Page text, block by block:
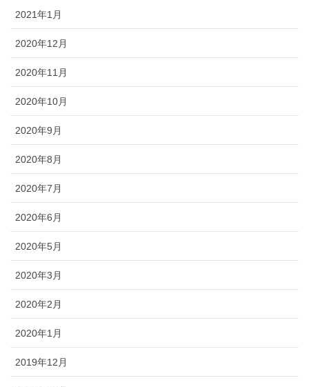
2021年1月
2020年12月
2020年11月
2020年10月
2020年9月
2020年8月
2020年7月
2020年6月
2020年5月
2020年3月
2020年2月
2020年1月
2019年12月